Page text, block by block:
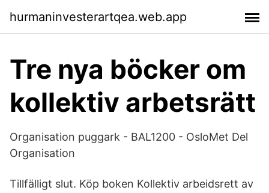
hurmaninvesterartqea.web.app
Tre nya böcker om
kollektiv arbetsrätt
Organisation puggark - BAL1200 - OsloMet Del
Organisation
Tillfälligt slut. Köp boken Kollektiv arbeidsrett av